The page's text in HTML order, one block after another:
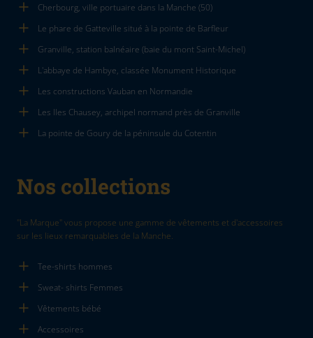
Cherbourg, ville portuaire dans la Manche (50)
Le phare de Gatteville situé à la pointe de Barfleur
Granville, station balnéaire (baie du mont Saint-Michel)
L'abbaye de Hambye, classée Monument Historique
Les constructions Vauban en Normandie
Les Iles Chausey, archipel normand près de Granville
La pointe de Goury de la péninsule du Cotentin
Nos collections
"La Marque" vous propose une gamme de vêtements et d'accessoires
sur les lieux remarquables de la Manche.
Tee-shirts hommes
Sweat- shirts Femmes
Vêtements bébé
Accessoires